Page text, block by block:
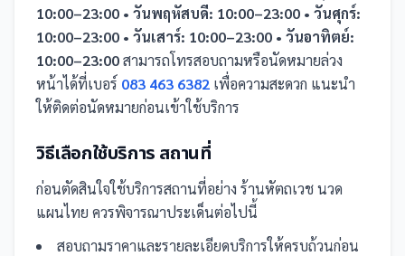
10:00–23:00 • วันพฤหัสบดี: 10:00–23:00 • วันศุกร์:
10:00–23:00 • วันเสาร์: 10:00–23:00 • วันอาทิตย์:
10:00–23:00สามารถโทรสอบถามหรือนัดหมายล่วง
หน้าได้ที่เบอร์ 083 463 6382 เพื่อความสะดวก แนะนำ
ให้ติดต่อนัดหมายก่อนเข้าใช้บริการ
วิธีเลือกใช้บริการ สถานที่
ก่อนตัดสินใจใช้บริการสถานที่อย่าง ร้านหัตถเวช นวด
แผนไทย ควรพิจารณาประเด็นต่อไปนี้
สอบถามราคาและรายละเอียดบริการให้ครบถ้วนก่อน